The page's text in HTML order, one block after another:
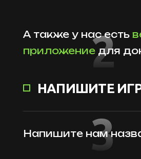
А также у нас есть
приложение для
НАПИШИТЕ
Напишите нам
2
3